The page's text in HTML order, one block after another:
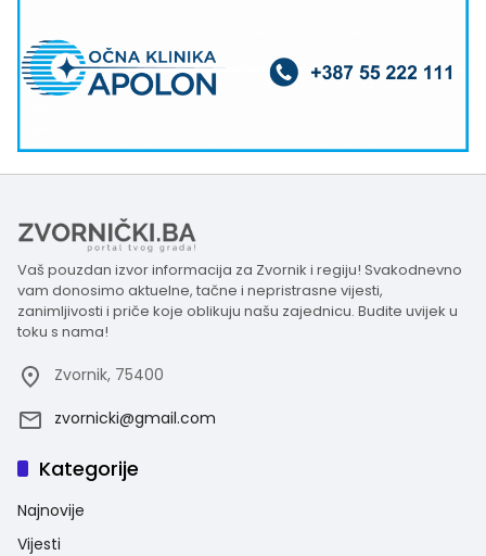
Vaš pouzdan izvor informacija za Zvornik i regiju! Svakodnevno
vam donosimo aktuelne, tačne i nepristrasne vijesti,
zanimljivosti i priče koje oblikuju našu zajednicu. Budite uvijek u
toku s nama!
Zvornik, 75400
zvornicki@gmail.com
Kategorije
Najnovije
Vijesti